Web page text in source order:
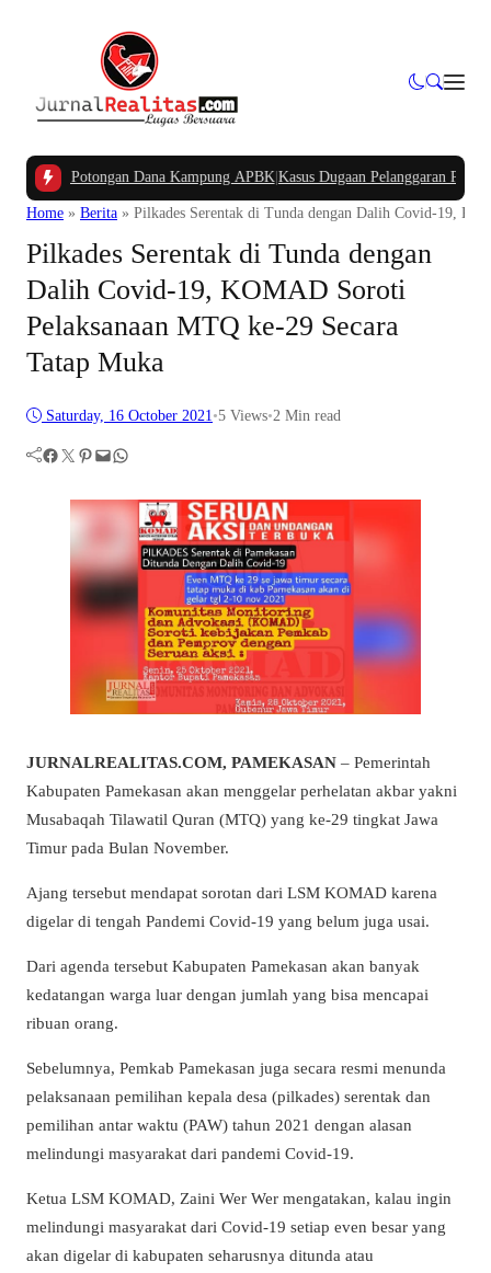
Potongan Dana Kampung APBK |Kasus Dugaan Pelanggaran
Home » Berita » Pilkades Serentak di Tunda dengan Dalih Covid-19,
Pilkades Serentak di Tunda dengan
Dalih Covid-19, KOMAD Soroti
Pelaksanaan MTQ ke-29 Secara
Tatap Muka
Saturday, 16 October 2021•5 Views•2 Min read
Facebook Twitter Pinterest Mail WhatsApp
JURNALREALITAS.COM, PAMEKASAN – Pemerintah
Kabupaten Pamekasan akan menggelar perhelatan akbar yakni
Musabaqah Tilawatil Quran (MTQ) yang ke-29 tingkat Jawa
Timur pada Bulan November.
Ajang tersebut mendapat sorotan dari LSM KOMAD karena
digelar di tengah Pandemi Covid-19 yang belum juga usai.
Dari agenda tersebut Kabupaten Pamekasan akan banyak
kedatangan warga luar dengan jumlah yang bisa mencapai
ribuan orang.
Sebelumnya, Pemkab Pamekasan juga secara resmi menunda
pelaksanaan pemilihan kepala desa (pilkades) serentak dan
pemilihan antar waktu (PAW) tahun 2021 dengan alasan
melindungi masyarakat dari pandemi Covid-19.
Ketua LSM KOMAD, Zaini Wer Wer mengatakan, kalau ingin
melindungi masyarakat dari Covid-19 setiap even besar yang
akan digelar di kabupaten seharusnya ditunda atau